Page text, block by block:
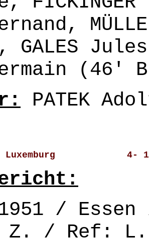
(46'
PATEK
- Luxemburg             4-
/
Z. / Ref: L.